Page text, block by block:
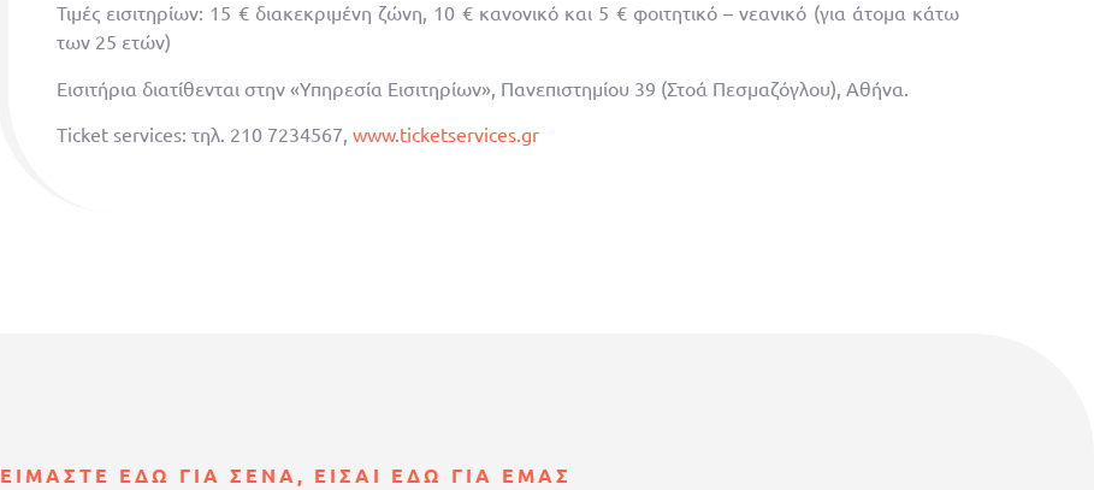
Τιμές εισιτηρίων: 15 € διακεκριμένη ζώνη, 10 € κανονικό και 5 € φοιτητικό – νεανικό (για άτομα κάτω
των 25 ετών)
Εισιτήρια διατίθενται στην «Υπηρεσία Εισιτηρίων», Πανεπιστημίου 39 (Στοά Πεσμαζόγλου), Αθήνα.
Ticket services: τηλ. 210 7234567, www.ticketservices.gr
ΕΙΜΑΣΤΕ ΕΔΩ ΓΙΑ ΣΕΝΑ, ΕΙΣΑΙ ΕΔΩ ΓΙΑ ΕΜΑΣ